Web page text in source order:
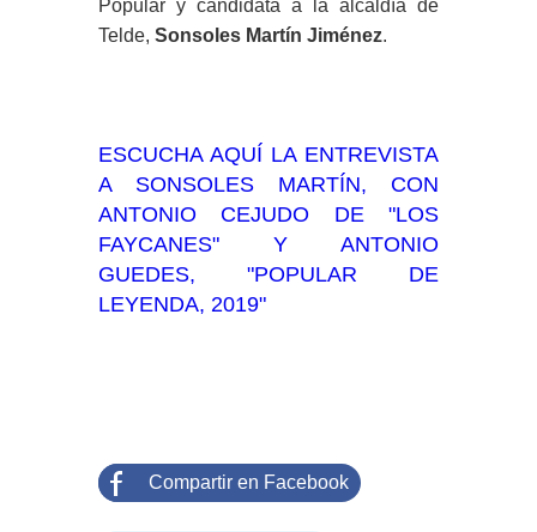
Popular y candidata a la alcaldía de
Telde, Sonsoles Martín Jiménez.
ESCUCHA AQUÍ LA ENTREVISTA
A SONSOLES MARTÍN, CON
ANTONIO CEJUDO DE "LOS
FAYCANES" Y ANTONIO
GUEDES, "POPULAR DE
LEYENDA, 2019"
Compartir en Facebook